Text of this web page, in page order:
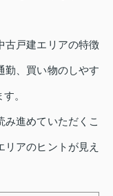
古戸建エリアの特徴
勤、買い物のしやす
。
み進めていただくこ
アのヒントが見え